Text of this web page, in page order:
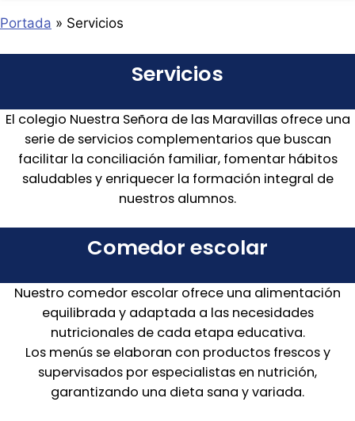
Portada » Servicios
Servicios
El colegio Nuestra Señora de las Maravillas ofrece una
serie de servicios complementarios que buscan
facilitar la conciliación familiar, fomentar hábitos
saludables y enriquecer la formación integral de
nuestros alumnos.
Comedor escolar
Nuestro comedor escolar ofrece una alimentación
equilibrada y adaptada a las necesidades
nutricionales de cada etapa educativa.
Los menús se elaboran con productos frescos y
supervisados por especialistas en nutrición,
garantizando una dieta sana y variada.